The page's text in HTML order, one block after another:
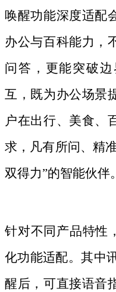
唤醒功能深度适配
办公与百科能力，
问答，更能突破
互，既为办公场景
户在出行、美食、
求，凡有所问、精
双得力”的智能伙伴。
针对不同产品特性，
化功能适配。其中
醒后，可直接语音